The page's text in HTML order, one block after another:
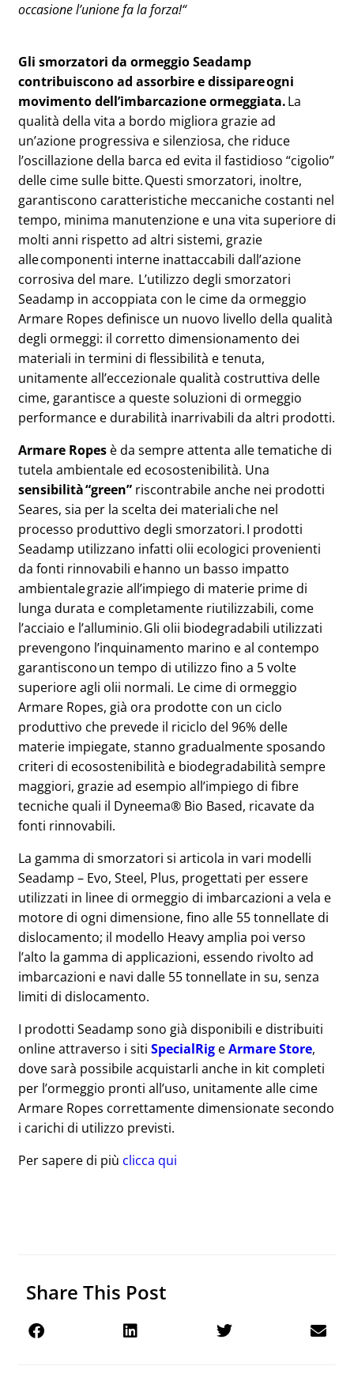
occasione l’unione fa la forza!“
Gli smorzatori da ormeggio Seadamp
contribuiscono ad assorbire e dissipare ogni
movimento dell’imbarcazione ormeggiata.La
qualità della vita a bordo migliora grazie ad
un’azione progressiva e silenziosa, che riduce
l’oscillazione della barca ed evita il fastidioso “cigolio”
delle cime sulle bitte. Questi smorzatori, inoltre,
garantiscono caratteristiche meccaniche costanti nel
tempo, minima manutenzione e una vita superiore di
molti anni rispetto ad altri sistemi, grazie
alle componenti interne inattaccabili dall’azione
corrosiva del mare. L’utilizzo degli smorzatori
Seadamp in accoppiata con le cime da ormeggio
Armare Ropes definisce un nuovo livello della qualità
degli ormeggi: il corretto dimensionamento dei
materiali in termini di flessibilità e tenuta,
unitamente all’eccezionale qualità costruttiva delle
cime, garantisce a queste soluzioni di ormeggio
performance e durabilità inarrivabili da altri prodotti.
Armare Ropes è da sempre attenta alle tematiche di
tutela ambientale ed ecosostenibilità. Una
sensibilità “green” riscontrabile anche nei prodotti
Seares, sia per la scelta dei materiali che nel
processo produttivo degli smorzatori. I prodotti
Seadamp utilizzano infatti olii ecologici provenienti
da fonti rinnovabili e hanno un basso impatto
ambientale grazie all’impiego di materie prime di
lunga durata e completamente riutilizzabili, come
l’acciaio e l’alluminio. Gli olii biodegradabili utilizzati
prevengono l’inquinamento marino e al contempo
garantiscono un tempo di utilizzo fino a 5 volte
superiore agli olii normali. Le cime di ormeggio
Armare Ropes, già ora prodotte con un ciclo
produttivo che prevede il riciclo del 96% delle
materie impiegate, stanno gradualmente sposando
criteri di ecosostenibilità e biodegradabilità sempre
maggiori, grazie ad esempio all’impiego di fibre
tecniche quali il Dyneema® Bio Based, ricavate da
fonti rinnovabili.
La gamma di smorzatori si articola in vari modelli
Seadamp – Evo, Steel, Plus, progettati per essere
utilizzati in linee di ormeggio di imbarcazioni a vela e
motore di ogni dimensione, fino alle 55 tonnellate di
dislocamento; il modello Heavy amplia poi verso
l’alto la gamma di applicazioni, essendo rivolto ad
imbarcazioni e navi dalle 55 tonnellate in su, senza
limiti di dislocamento.
I prodotti Seadamp sono già disponibili e distribuiti
online attraverso i siti SpecialRig eArmare Store,
dove sarà possibile acquistarli anche in kit completi
per l’ormeggio pronti all’uso, unitamente alle cime
Armare Ropes correttamente dimensionate secondo
i carichi di utilizzo previsti.
Per sapere di più clicca qui
Share This Post